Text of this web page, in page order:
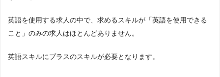
英語を使用する求人の中で、求めるスキルが「英語を使用できる
こと」のみの求人はほとんどありません。
英語スキルにプラスのスキルが必要となります。